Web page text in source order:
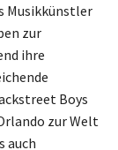
Musikkünstler
zur
ihre
Boys
zur Welt
auch